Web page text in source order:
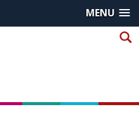
MENU